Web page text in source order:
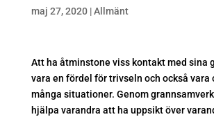
maj 27, 2020|Allmänt
Att ha åtminstone viss kontakt med sina
vara en fördel för trivseln och också vara
många situationer. Genom
hjälpa varandra att ha uppsikt över